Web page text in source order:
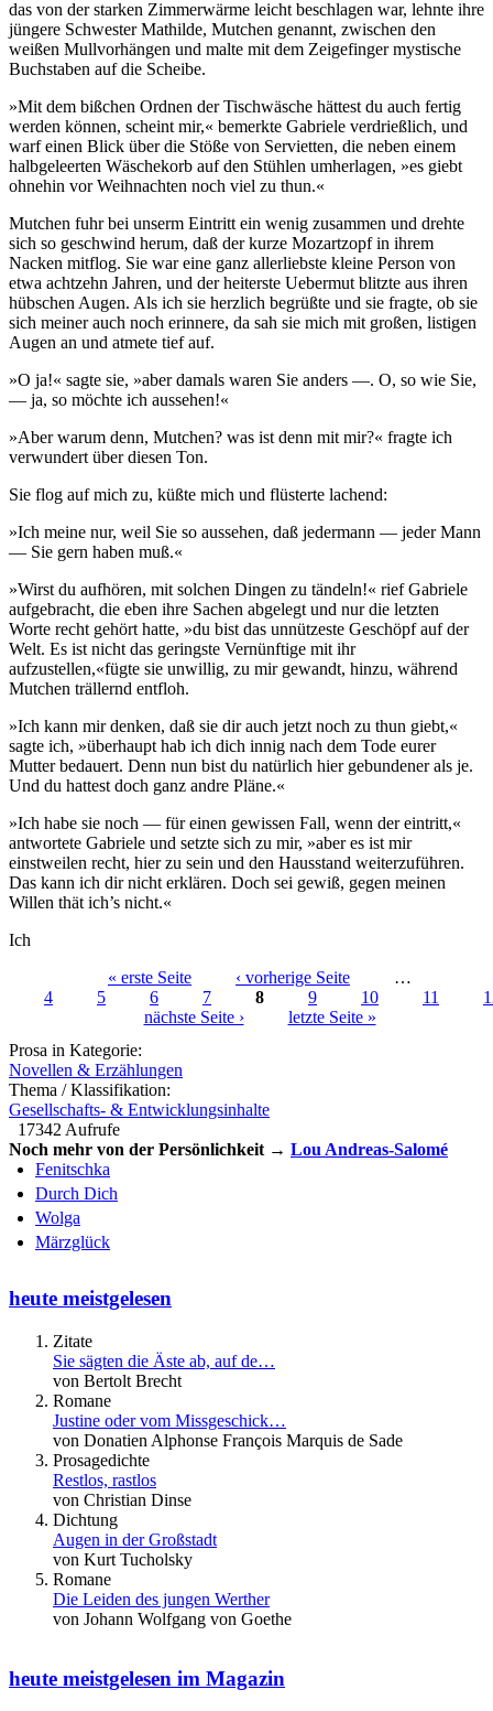
das von der starken Zimmerwärme leicht beschlagen war, lehnte ihre
jüngere Schwester Mathilde, Mutchen genannt, zwischen den
weißen Mullvorhängen und malte mit dem Zeigefinger mystische
Buchstaben auf die Scheibe.
»Mit dem bißchen Ordnen der Tischwäsche hättest du auch fertig
werden können, scheint mir,« bemerkte Gabriele verdrießlich, und
warf einen Blick über die Stöße von Servietten, die neben einem
halbgeleerten Wäschekorb auf den Stühlen umherlagen, »es giebt
ohnehin vor Weihnachten noch viel zu thun.«
Mutchen fuhr bei unserm Eintritt ein wenig zusammen und drehte
sich so geschwind herum, daß der kurze Mozartzopf in ihrem
Nacken mitflog. Sie war eine ganz allerliebste kleine Person von
etwa achtzehn Jahren, und der heiterste Uebermut blitzte aus ihren
hübschen Augen. Als ich sie herzlich begrüßte und sie fragte, ob sie
sich meiner auch noch erinnere, da sah sie mich mit großen, listigen
Augen an und atmete tief auf.
»O ja!« sagte sie, »aber damals waren Sie anders —. O, so wie Sie,
— ja, so möchte ich aussehen!«
»Aber warum denn, Mutchen? was ist denn mit mir?« fragte ich
verwundert über diesen Ton.
Sie flog auf mich zu, küßte mich und flüsterte lachend:
»Ich meine nur, weil Sie so aussehen, daß jedermann — jeder Mann
— Sie gern haben muß.«
»Wirst du aufhören, mit solchen Dingen zu tändeln!« rief Gabriele
aufgebracht, die eben ihre Sachen abgelegt und nur die letzten
Worte recht gehört hatte, »du bist das unnützeste Geschöpf auf der
Welt. Es ist nicht das geringste Vernünftige mit ihr
aufzustellen,«fügte sie unwillig, zu mir gewandt, hinzu, während
Mutchen trällernd entfloh.
»Ich kann mir denken, daß sie dir auch jetzt noch zu thun giebt,«
sagte ich, »überhaupt hab ich dich innig nach dem Tode eurer
Mutter bedauert. Denn nun bist du natürlich hier gebundener als je.
Und du hattest doch ganz andre Pläne.«
»Ich habe sie noch — für einen gewissen Fall, wenn der eintritt,«
antwortete Gabriele und setzte sich zu mir, »aber es ist mir
einstweilen recht, hier zu sein und den Hausstand weiterzuführen.
Das kann ich dir nicht erklären. Doch sei gewiß, gegen meinen
Willen thät ich’s nicht.«
Ich
Seiten
« erste Seite ‹ vorherige Seite
…
4
5 6 7 8 9 10 11
nächste Seite ›
letzte Seite »
Prosa in Kategorie:
Novellen & Erzählungen
Thema / Klassifikation:
Gesellschafts- & Entwicklungsinhalte
17342 Aufrufe
Noch mehr von der Persönlichkeit → Lou Andreas-Salomé
Fenitschka
Durch Dich
Wolga
Märzglück
heute meistgelesen
Zitate
Sie sägten die Äste ab, auf de…
von Bertolt Brecht
Romane
Justine oder vom Missgeschick…
von Donatien Alphonse François Marquis de Sade
Prosagedichte
Restlos, rastlos
von Christian Dinse
Dichtung
Augen in der Großstadt
von Kurt Tucholsky
Romane
Die Leiden des jungen Werther
von Johann Wolfgang von Goethe
heute meistgelesen im Magazin